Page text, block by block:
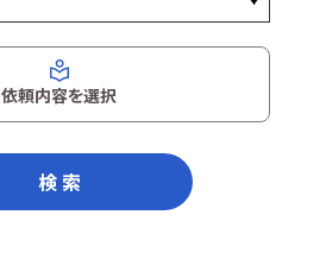
依頼内容を選択
検 索